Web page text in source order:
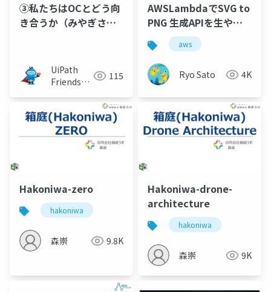
③私たちはOCとどう向
き合うか（みやぎさ
UiPath
Friends
115
AWSLambdaでSVG to
PNG 生成APIを生やし
た
aws
Ryo Sato 4K
Hakoniwa-zero
hakoniwa
森崇 9.8K
Hakoniwa-drone-
architecture
hakoniwa
森崇 9K